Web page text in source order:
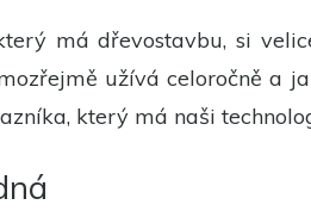
má dřevostavbu, si
užívá celoročně a
který má naši